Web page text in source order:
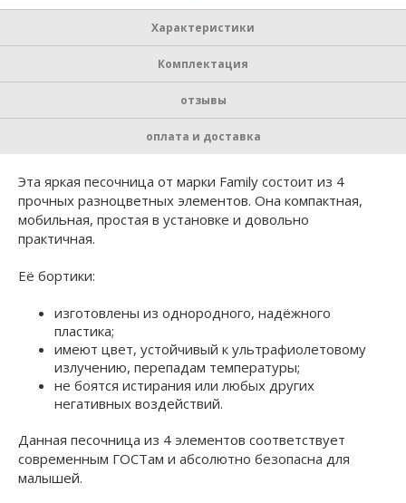
Характеристики
Комплектация
отзывы
оплата и доставка
Эта яркая песочница от марки Family состоит из 4
прочных разноцветных элементов. Она компактная,
мобильная, простая в установке и довольно
практичная.
Её бортики:
изготовлены из однородного, надёжного
пластика;
имеют цвет, устойчивый к ультрафиолетовому
излучению, перепадам температуры;
не боятся истирания или любых других
негативных воздействий.
Данная песочница из 4 элементов соответствует
современным ГОСТам и абсолютно безопасна для
малышей.